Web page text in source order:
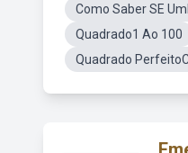
Como Saber SE
Quadrado1 Ao 100
Quadrado